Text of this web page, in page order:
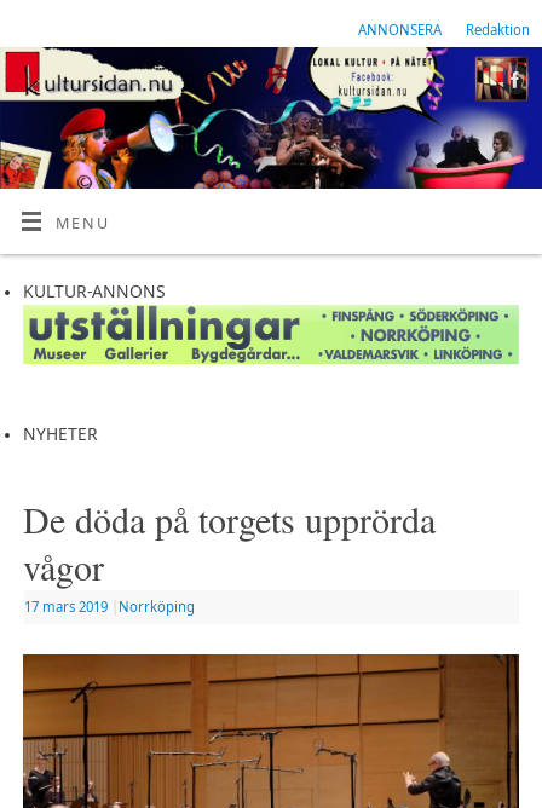
ANNONSERA Redaktion
MENU
KULTUR-ANNONS
NYHETER
De döda på torgets upprörda
vågor
17 mars 2019 Norrköping